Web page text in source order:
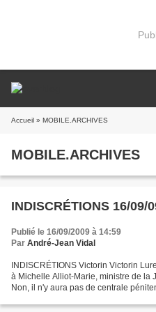
Accueil » MOBILE.ARCHIVES
MOBILE.ARCHIVES
INDISCRÉTIONS 16/09/
Publié le 16/09/2009 à 14:59
Par André-Jean Vidal
INDISCRÉTIONS Victorin Victorin
à Michelle Alliot-Marie, ministre de la
Non, il n'y aura pas de centrale